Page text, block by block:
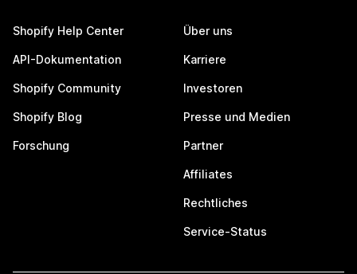
Shopify Help Center
API-Dokumentation
Shopify Community
Shopify Blog
Forschung
Über uns
Karriere
Investoren
Presse und Medien
Partner
Affiliates
Rechtliches
Service-Status